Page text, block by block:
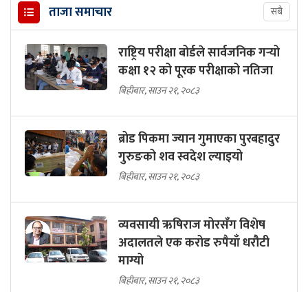
ताजा समाचार सबै
राष्ट्रिय परीक्षा बोर्डले सार्वजनिक गर्‍यो
कक्षा १२ को पूरक परीक्षाको नतिजा
बिहीबार, साउन २१, २०८३
ब्रोड पिकमा ज्यान गुमाएका पुरबहादुर
गुरुङको शव स्वदेश ल्याइयो
बिहीबार, साउन २१, २०८३
व्यवसायी ऋषिराज मोरसँग विशेष
अदालतले एक करोड रुपैयाँ धरौटी
माग्यो
बिहीबार, साउन २१, २०८३